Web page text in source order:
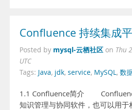
Confluence 持续集成
Posted by mysql-云栖社区 on Thu
UTC
Tags: Java, jdk, service, MySQL, 数
1.1 Confluence简介
知识管理与协同软件，也可以用